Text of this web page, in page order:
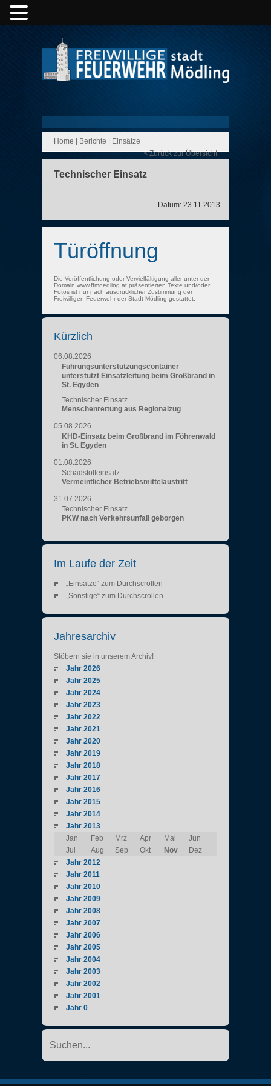
Home Berichte
Einsätze
< Zurück zur Übersicht
Technischer Einsatz
Datum: 23.11.2013
Türöffnung
Die Veröffentlichung oder Vervielfältigung aller unter der
Domain www.ffmoedling.at präsentierten Texte und/oder
Fotos ist nur nach ausdrücklicher Zustimmung der
Freiwilligen Feuerwehr der Stadt Mödling gestattet.
Kürzlich
06.08.2026
Führungsunterstützungscontainer
unterstützt Einsatzleitung beim Großbrand in
St. Egyden
Technischer Einsatz
Menschenrettung aus Regionalzug
05.08.2026
KHD-Einsatz beim Großbrand im Föhrenwald
in St. Egyden
01.08.2026
Schadstoffeinsatz
Vermeintlicher Betriebsmittelaustritt
31.07.2026
Technischer Einsatz
PKW nach Verkehrsunfall geborgen
Im Laufe der Zeit
„Einsätze“ zum Durchscrollen
„Sonstige“ zum Durchscrollen
Jahresarchiv
Stöbern sie in unserem Archiv!
Jahr 2026
Jahr 2025
Jahr 2024
Jahr 2023
Jahr 2022
Jahr 2021
Jahr 2020
Jahr 2019
Jahr 2018
Jahr 2017
Jahr 2016
Jahr 2015
Jahr 2014
Jahr 2013
Jan
Feb Mrz Apr Mai
Jun
Jul
Aug Sep Okt Nov
Dez
Jahr 2012
Jahr 2011
Jahr 2010
Jahr 2009
Jahr 2008
Jahr 2007
Jahr 2006
Jahr 2005
Jahr 2004
Jahr 2003
Jahr 2002
Jahr 2001
Jahr 0